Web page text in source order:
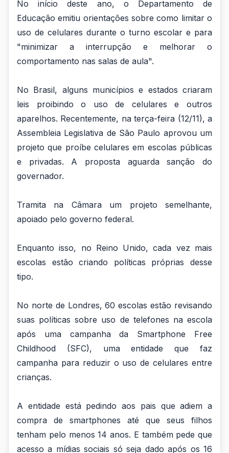
No início deste ano, o Departamento de
Educação emitiu orientações sobre como limitar o
uso de celulares durante o turno escolar e para
"minimizar a interrupção e melhorar o
comportamento nas salas de aula".
No Brasil, alguns municípios e estados criaram
leis proibindo o uso de celulares e outros
aparelhos. Recentemente, na terça-feira (12/11), a
Assembleia Legislativa de São Paulo aprovou um
projeto que proíbe celulares em escolas públicas
e privadas. A proposta aguarda sanção do
governador.
Tramita na Câmara um projeto semelhante,
apoiado pelo governo federal.
Enquanto isso, no Reino Unido, cada vez mais
escolas estão criando políticas próprias desse
tipo.
No norte de Londres, 60 escolas estão revisando
suas políticas sobre uso de telefones na escola
após uma campanha da Smartphone Free
Childhood (SFC), uma entidade que faz
campanha para reduzir o uso de celulares entre
crianças.
A entidade está pedindo aos pais que adiem a
compra de smartphones até que seus filhos
tenham pelo menos 14 anos. E também pede que
acesso a mídias sociais só seja dado após os 16